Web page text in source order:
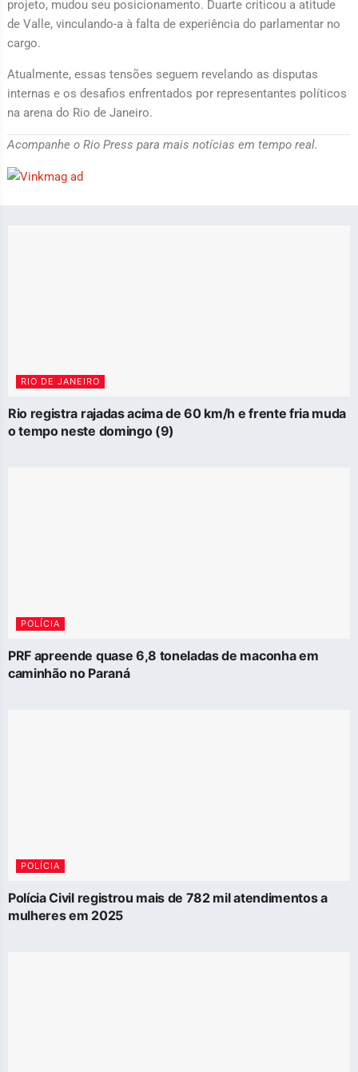
projeto, mudou seu posicionamento. Duarte criticou a atitude
de Valle, vinculando-a à falta de experiência do parlamentar no
cargo.
Atualmente, essas tensões seguem revelando as disputas
internas e os desafios enfrentados por representantes políticos
na arena do Rio de Janeiro.
Acompanhe o Rio Press para mais notícias em tempo real.
RIO DE JANEIRO
Rio registra rajadas acima de 60 km/h e frente fria muda
o tempo neste domingo (9)
POLÍCIA
PRF apreende quase 6,8 toneladas de maconha em
caminhão no Paraná
POLÍCIA
Polícia Civil registrou mais de 782 mil atendimentos a
mulheres em 2025